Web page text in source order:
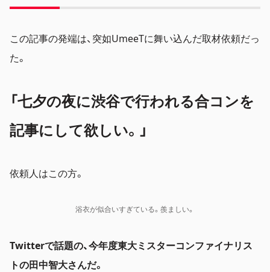
この記事の発端は、突如UmeeTに舞い込んだ取材依頼だっ
た。
「七夕の夜に渋谷で行われる合コンを
記事にして欲しい。」
依頼人はこの方。
浴衣が似合いすぎている。羨ましい。
Twitterで話題の、今年度東大ミスターコンファイナリス
トの田中智大さんだ。